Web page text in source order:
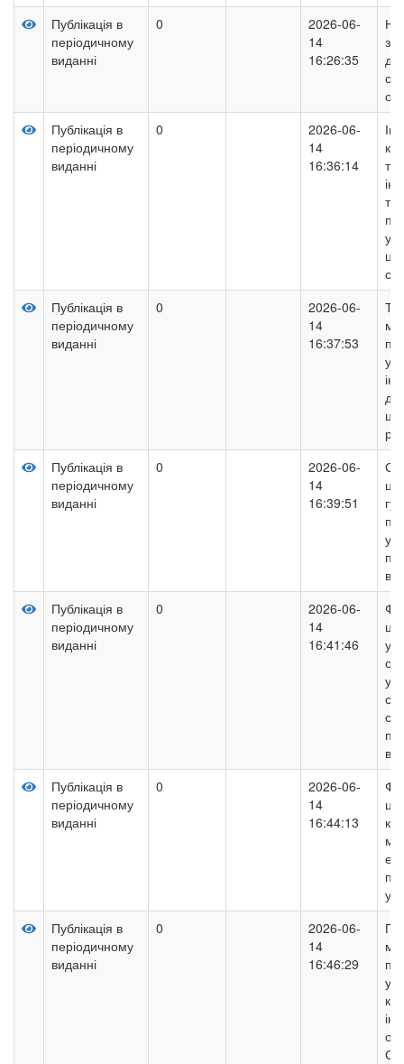
Публікація в
періодичному
виданні
0
2026-06-
14
16:26:35
Публікація в
періодичному
виданні
0
2026-06-
14
16:36:14
Публікація в
періодичному
виданні
0
2026-06-
14
16:37:53
Публікація в
періодичному
виданні
0
2026-06-
14
16:39:51
Публікація в
періодичному
виданні
0
2026-06-
14
16:41:46
Публікація в
періодичному
виданні
0
2026-06-
14
16:44:13
Публікація в
періодичному
виданні
0
2026-06-
14
16:46:29